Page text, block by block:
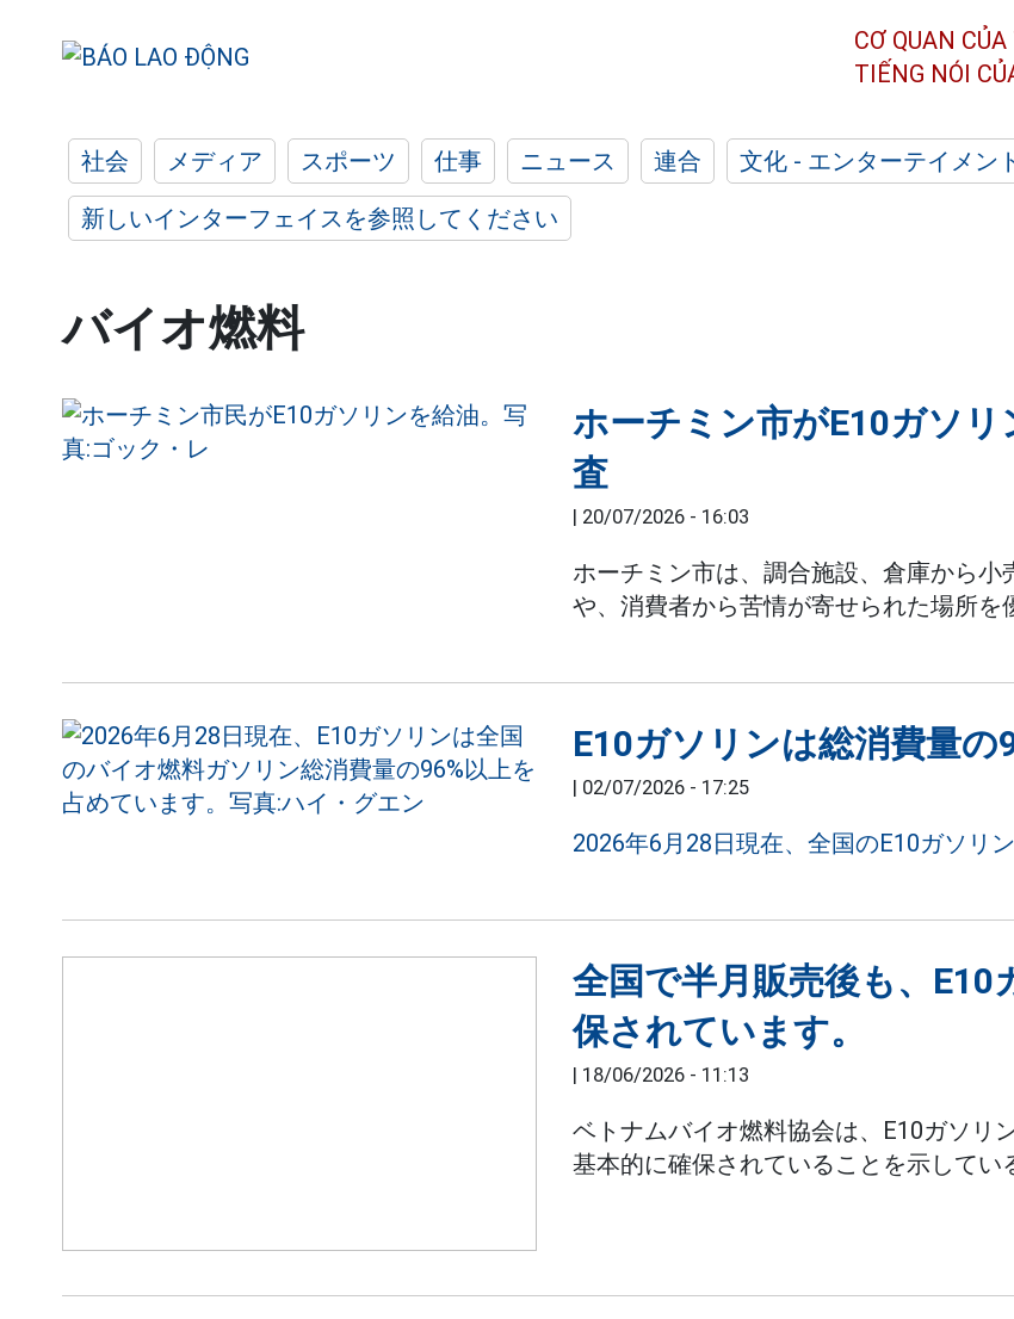
CƠ QUAN
TIẾNG NÓI
社会 メディア スポーツ 仕事 ニュース 連合 文化 - エンターテイメン
新しいインターフェイスを参照してください
バイオ燃料
ホーチミン市がE10ガソ
査
| 20/07/2026 - 16:03
ホーチミン市は、調合施設、倉庫から
や、消費者から苦情が寄せられた場所を
E10ガソリンは総消費量の
| 02/07/2026 - 17:25
2026年6月28日現在、全国のE10ガソリ
全国で半月販売後も、
保されています。
| 18/06/2026 - 11:13
ベトナムバイオ燃料協会は、E10ガソリ
基本的に確保されていることを示してい